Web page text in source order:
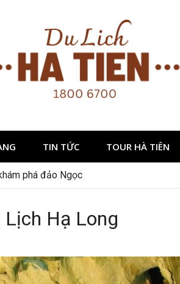
TIN TỨC TOUR HÀ TIÊN
phá đảo Ngọc
Hạ Long